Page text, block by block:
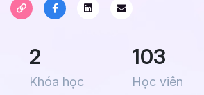
2
Khóa học
103
Học viên